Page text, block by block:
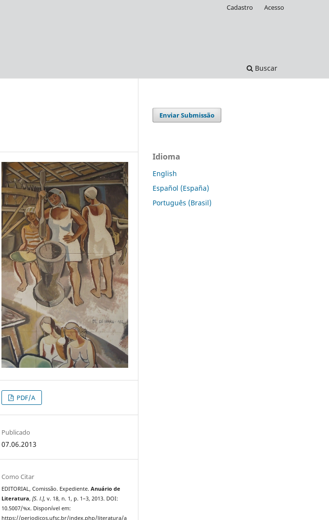
Buscar
Cadastro Acesso
PDF/A
Publicado
07.06.2013
Como Citar
EDITORIAL, Comissão. Expediente.Anuário de
Literatura,[S. l.], v. 18, n. 1, p. 1–3, 2013. DOI:
10.5007/%x. Disponível em:
https://periodicos.ufsc.br/index.php/literatura/a
Enviar Submissão
Idioma
English
Español (España)
Português (Brasil)